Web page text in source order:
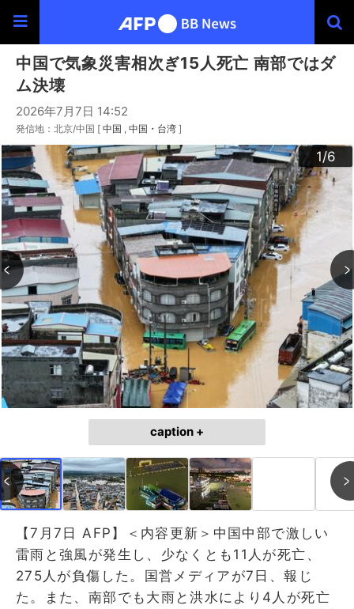
中国で気象災害相次ぎ15人死亡 南部ではダ
ム決壊
2026年7月7日 14:52
発信地：北京/中国 [ 中国 中国・台湾 ]
1/6
2/6
3/6
4/6
5/6
6/6
caption +
【7月7日 AFP】＜内容更新＞中国中部で激しい
雷雨と強風が発生し、少なくとも11人が死亡、
275人が負傷した。国営メディアが7日、報じ
た。また、南部でも大雨と洪水により4人が死亡